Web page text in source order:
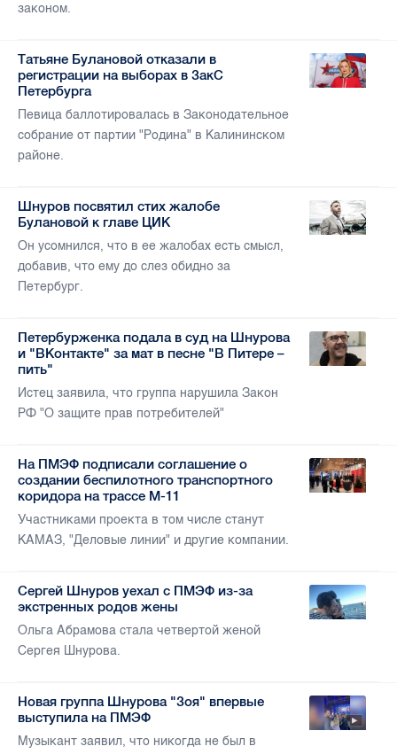
законом.
Татьяне Булановой отказали в
регистрации на выборах в ЗакС
Петербурга
Певица баллотировалась в Законодательное
собрание от партии "Родина" в Калининском
районе.
Шнуров посвятил стих жалобе
Булановой к главе ЦИК
Он усомнился, что в ее жалобах есть смысл,
добавив, что ему до слез обидно за
Петербург.
Петербурженка подала в суд на Шнурова
и "ВКонтакте" за мат в песне "В Питере –
пить"
Истец заявила, что группа нарушила Закон
РФ "О защите прав потребителей"
На ПМЭФ подписали соглашение о
создании беспилотного транспортного
коридора на трассе М-11
Участниками проекта в том числе станут
КАМАЗ, "Деловые линии" и другие компании.
Сергей Шнуров уехал с ПМЭФ из-за
экстренных родов жены
Ольга Абрамова стала четвертой женой
Сергея Шнурова.
Новая группа Шнурова "Зоя" впервые
выступила на ПМЭФ
Музыкант заявил, что никогда не был в